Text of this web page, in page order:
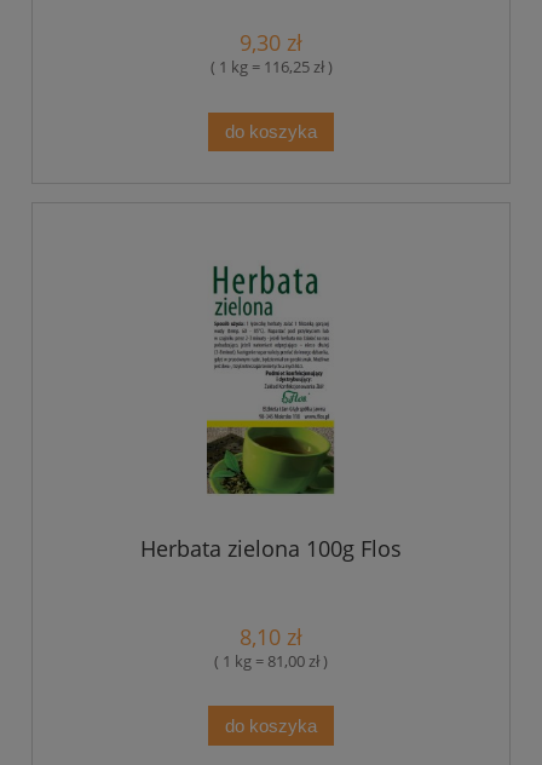
9,30 zł
( 1 kg = 116,25 zł )
do koszyka
Herbata zielona 100g Flos
8,10 zł
( 1 kg = 81,00 zł )
do koszyka